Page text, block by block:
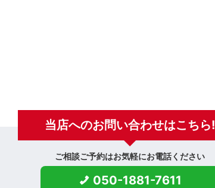
当店へのお問い合わせはこちら!
ご相談ご予約はお気軽にお電話ください
050-1881-7611